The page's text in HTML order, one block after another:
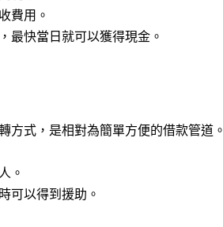
費用。
最快當日就可以獲得現金。
式，是相對為簡單方便的借款管道。
。
可以得到援助。